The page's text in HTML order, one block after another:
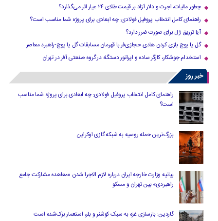
چطور مالیات، اجرت و دلار آزاد بر قیمت طلای ۲۴ عیار اثر می‌گذارد؟
راهنمای کامل انتخاب پروفیل فولادی: چه ابعادی برای پروژه شما مناسب است؟
آیا تزریق ژل برای صورت ضرر دارد​؟
گل یا پوچ بازی کردن هادی حجازی‌فر با قهرمان مسابقات گل یا پوچ-راهبرد معاصر
استخدام جوشکار، کارگر ساده و اپراتور دستگاه در گروه صنعتی آفر در تهران
خبر روز
راهنمای کامل انتخاب پروفیل فولادی: چه ابعادی برای پروژه شما مناسب
است؟
بزرگ‌ترین حمله روسیه به شبکه گازی اوکراین
بیانیه وزارت خارجه ایران درباره لازم‌ الاجرا شدن «معاهده مشارکت جامع
راهبردی» بین تهران و مسکو
گاردین: بازسازی غزه به سبک کوشنر و بلر، استعمار بزک‌شده است